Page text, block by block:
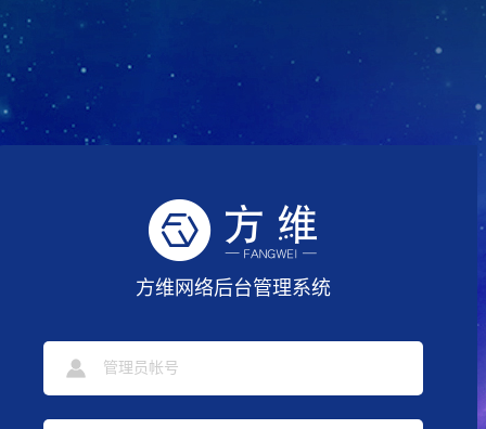
方维网络后台管理系统